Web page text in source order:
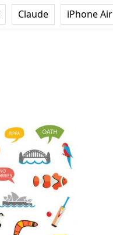
Claude iPhone Air